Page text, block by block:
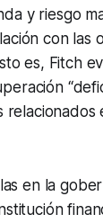
y riesgo
con las
es, Fitch
relacionados
en la